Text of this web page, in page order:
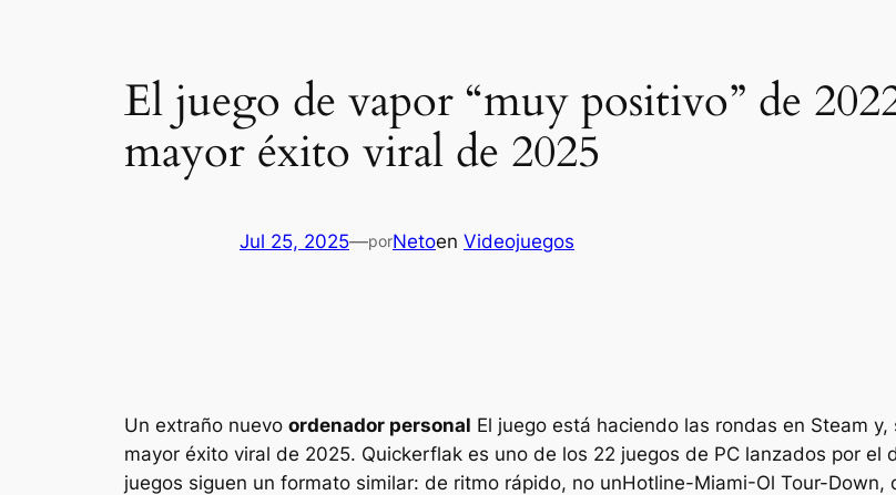
El juego de vapor “muy positivo” de
mayor éxito viral de 2025
Jul 25, 2025—porNetoen Videojuegos
Un extraño nuevo ordenador personal El juego está haciendo las rondas en Steam
mayor éxito viral de 2025. Quickerflak es uno de los 22 juegos de PC lanzados por el
juegos siguen un formato similar: de ritmo rápido, no unHotline-Miami-Ol Tour-Down,